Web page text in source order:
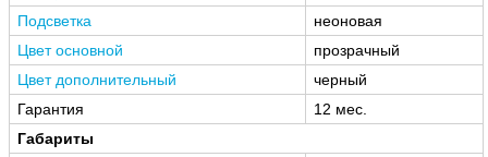
Подсветка
неоновая
Цвет основной
прозрачный
Цвет дополнительный
черный
Гарантия
12 мес.
Габариты